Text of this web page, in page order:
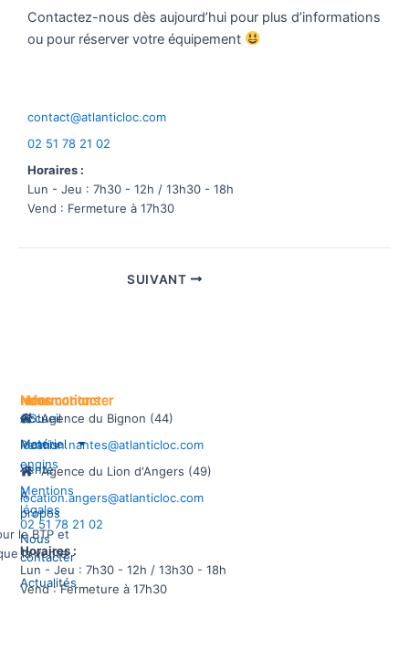
Contactez-nous dès aujourd’hui pour plus d’informations
ou pour réserver votre équipement
contact@atlanticloc.com
02 51 78 21 02
Horaires :
Lun - Jeu : 7h30 - 12h / 13h30 - 18h
Vend : Fermeture à 17h30
SUIVANT
le BTP et
la vente
Informations
CGL
Permis
engins
Mentions
légales
Menu
Accueil
Matériel
Vente
À
propos
Nous
contacter
Actualités
Nous contacter
Agence du Bignon (44)
location.nantes@atlanticloc.com
Agence du Lion d'Angers (49)
location.angers@atlanticloc.com
02 51 78 21 02
Horaires :
Lun - Jeu : 7h30 - 12h / 13h30 - 18h
Vend : Fermeture à 17h30